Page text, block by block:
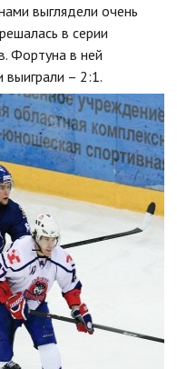
выглядели очень
в серии
Фортуна в ней
выиграли – 2:1.